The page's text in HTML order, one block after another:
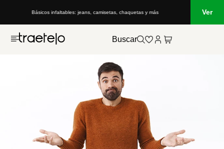
Básicos infaltables: jeans, camisetas, chaquetas y más Ver
Buscar